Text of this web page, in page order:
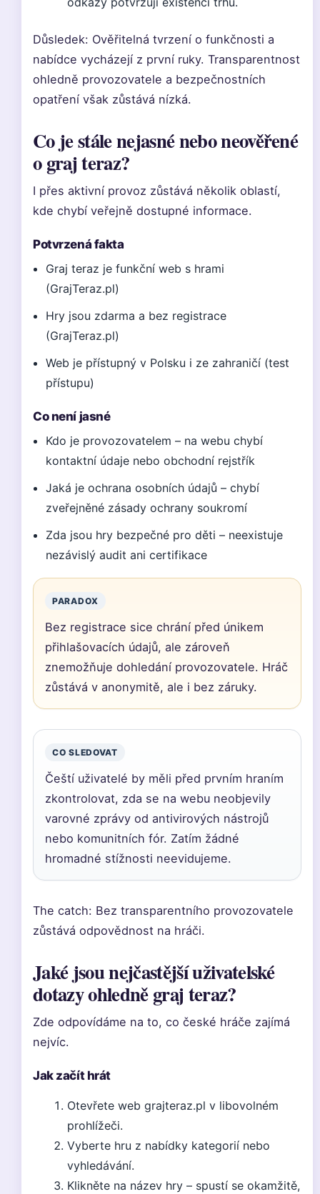
Důsledek: Ověřitelná tvrzení o funkčnosti a
nabídce vycházejí z první ruky. Transparentnost
ohledně provozovatele a bezpečnostních
opatření však zůstává nízká.
Co je stále nejasné nebo neověřené
o graj teraz?
I přes aktivní provoz zůstává několik oblastí,
kde chybí veřejně dostupné informace.
Potvrzená fakta
Graj teraz je funkční web s hrami
(GrajTeraz.pl)
Hry jsou zdarma a bez registrace
(GrajTeraz.pl)
Web je přístupný v Polsku i ze zahraničí (test
přístupu)
Co není jasné
Kdo je provozovatelem – na webu chybí
kontaktní údaje nebo obchodní rejstřík
Jaká je ochrana osobních údajů – chybí
zveřejněné zásady ochrany soukromí
Zda jsou hry bezpečné pro děti – neexistuje
nezávislý audit ani certifikace
PARADOX
Bez registrace sice chrání před únikem
přihlašovacích údajů, ale zároveň
znemožňuje dohledání provozovatele. Hráč
zůstává v anonymitě, ale i bez záruky.
CO SLEDOVAT
Čeští uživatelé by měli před prvním hraním
zkontrolovat, zda se na webu neobjevily
varovné zprávy od antivirových nástrojů
nebo komunitních fór. Zatím žádné
hromadné stížnosti neevidujeme.
The catch: Bez transparentního provozovatele
zůstává odpovědnost na hráči.
Jaké jsou nejčastější uživatelské
dotazy ohledně graj teraz?
Zde odpovídáme na to, co české hráče zajímá
nejvíc.
Jak začít hrát
Otevřete web grajteraz.pl v libovolném
prohlížeči.
Vyberte hru z nabídky kategorií nebo
vyhledávání.
Klikněte na název hry – spustí se okamžitě,